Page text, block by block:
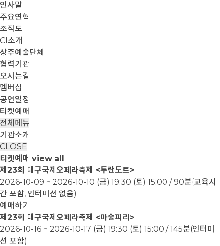
인사말
주요연혁
조직도
CI소개
상주예술단체
협력기관
오시는길
멤버십
공연일정
티켓예매
전체메뉴
기관소개
CLOSE
티켓예매 view all
제23회 대구국제오페라축제 <투란도트>
2026-10-09 ~ 2026-10-10 (금) 19:30 (토) 15:00 / 90분(교육시
간 포함, 인터미션 없음)
예매하기
제23회 대구국제오페라축제 <마술피리>
2026-10-16 ~ 2026-10-17 (금) 19:30 (토) 15:00 / 145분(인터미
션 포함)